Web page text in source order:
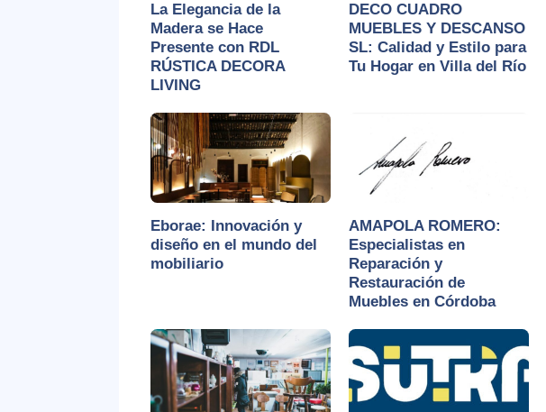
La Elegancia de la
Madera se Hace
Presente con RDL
RÚSTICA DECORA
LIVING
DECO CUADRO
MUEBLES Y DESCANSO
SL: Calidad y Estilo para
Tu Hogar en Villa del Río
Eborae: Innovación y
diseño en el mundo del
mobiliario
AMAPOLA ROMERO:
Especialistas en
Reparación y
Restauración de
Muebles en Córdoba